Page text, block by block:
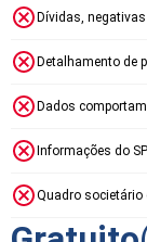
Dívidas,
Detalhamento de
Dados
Informações do
Quadro